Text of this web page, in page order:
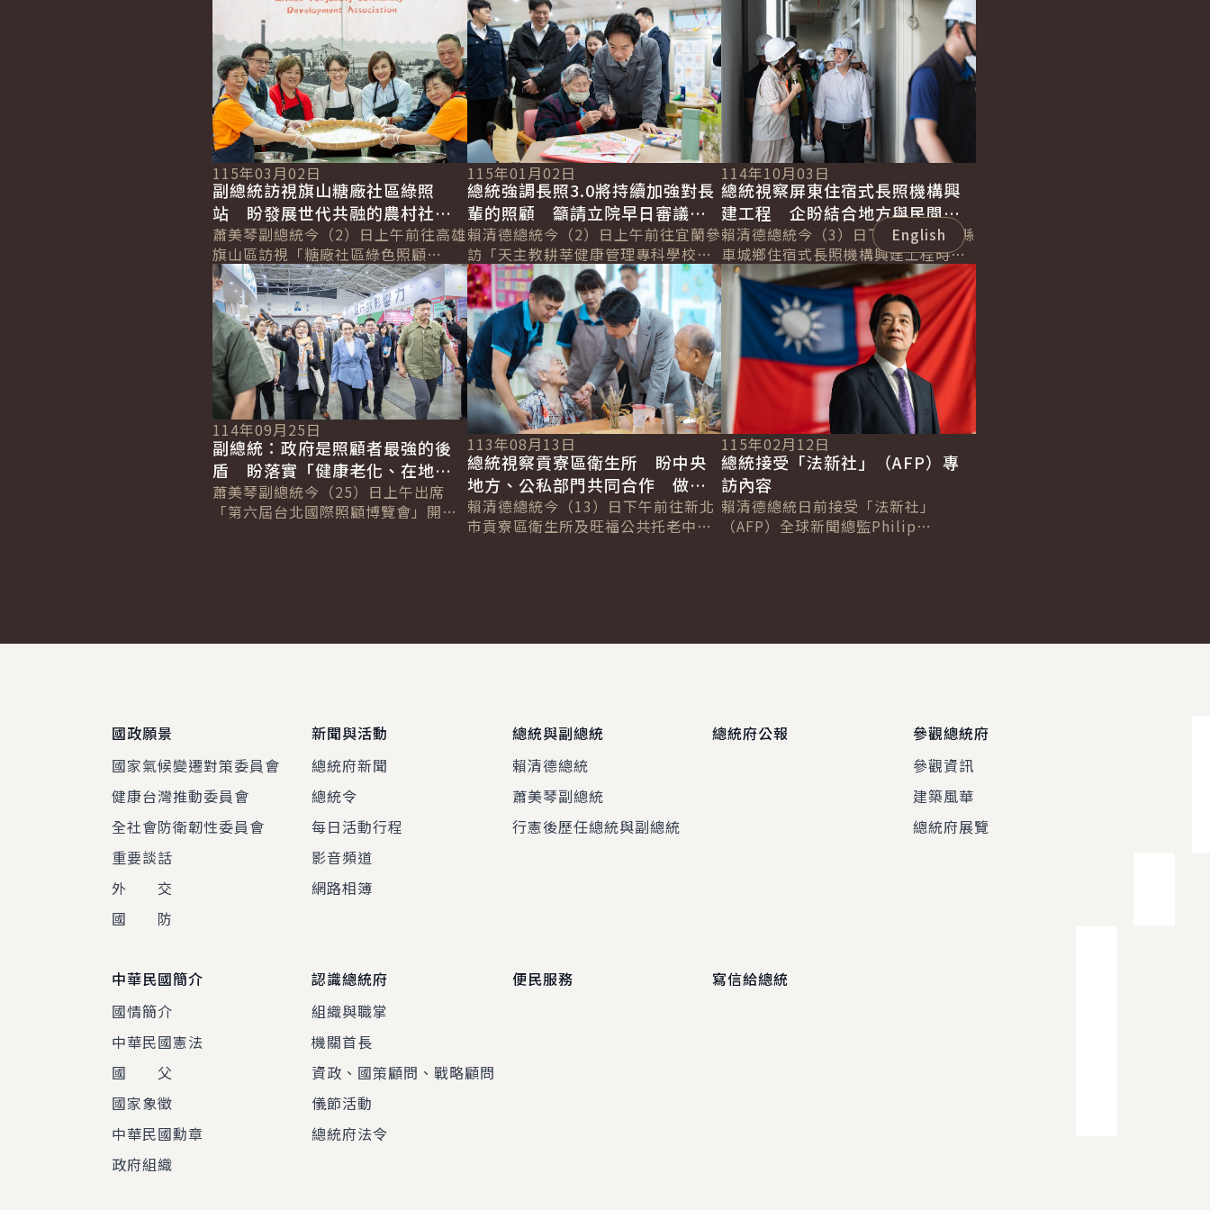
115年03月02日
副總統訪視旗山糖廠社區綠照
站 盼發展世代共融的農村社
區 促進社會安定
蕭美琴副總統今（2）日上午前往高雄
旗山區訪視「糖廠社區綠色照顧
站」，肯定糖廠社區在實踐綠色照顧
的努力，讓社區成為世代共融的大家
庭。並表示，政...
115年01月02日
總統強調長照3.0將持續加強對長
輩的照顧 籲請立院早日審議總
預算案 避免影響長輩權益
賴清德總統今（2）日上午前往宜蘭參
訪「天主教耕莘健康管理專科學校附
設宜蘭縣私立勁好園綜合長照機
構」，感謝該機構協助照顧宜蘭長
輩，讓長者活得長...
114年10月03日
總統視察屏東住宿式長照機構興
建工程 企盼結合地方與民間攜
手推動「長照 3.0 」
賴清德總統今（3）日下午視察屏東縣
車城鄉住宿式長照機構興建工程時表
示，面對正式邁入「超高齡社會」，
政府致力推動「長照3.0」，透過制度
有計畫...
詳細內容
114年09月25日
副總統：政府是照顧者最強的後
盾 盼落實「健康老化、在地安
老、安寧善終」
蕭美琴副總統今（25）日上午出席
「第六屆台北國際照顧博覽會」開幕
詳細內容
113年08月13日
總統視察貢寮區衛生所 盼中央
地方、公私部門共同合作 做好
偏鄉整體醫療 確保民眾健康
賴清德總統今（13）日下午前往新北
市貢寮區衛生所及旺福公共托老中心
詳細內容
115年02月12日
總統接受「法新社」（AFP）專
訪內容
賴清德總統日前接受「法新社」
（AFP）全球新聞總監Philip
English
國政願景
國家氣候變遷對策委員會
健康台灣推動委員會
全社會防衛韌性委員會
重要談話
外 交
國 防
新聞與活動
總統府新聞
總統令
每日活動行程
影音頻道
網路相簿
總統與副總統
賴清德總統
蕭美琴副總統
行憲後歷任總統與副總統
總統府公報
參觀總統府
參觀資訊
建築風華
總統府展覽
中華民國簡介
國情簡介
中華民國憲法
國 父
國家象徵
中華民國勳章
政府組織
認識總統府
組織與職掌
機關首長
資政、國策顧問、戰略顧問
儀節活動
總統府法令
便民服務 寫信給總統